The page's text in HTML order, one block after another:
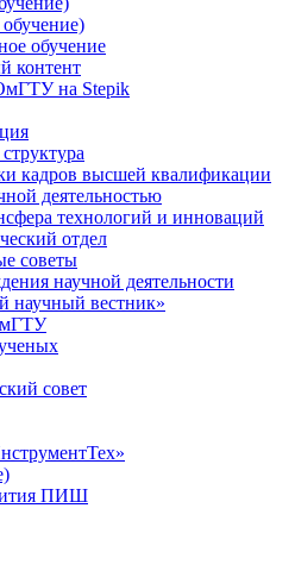
обучение
контент
на Stepik
кадров высшей квалификации
деятельностью
технологий и инноваций
отдел
советы
научной деятельности
научный вестник»
совет
ПИШ